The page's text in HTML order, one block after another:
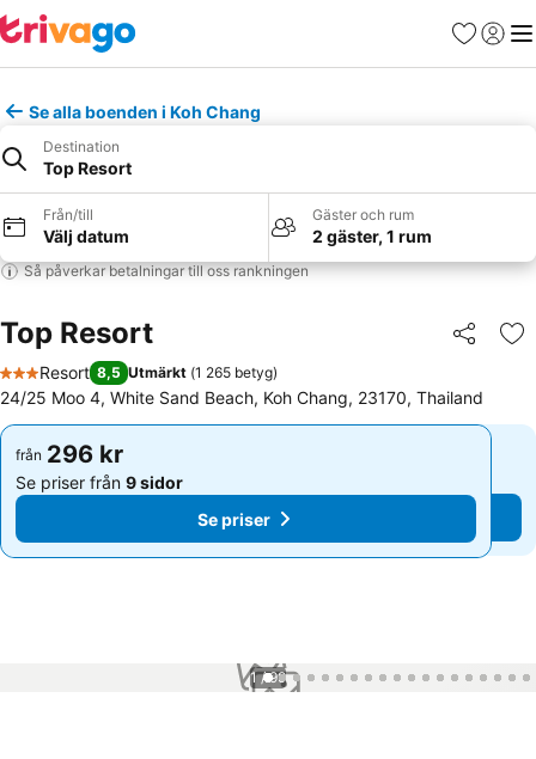
Favoriter
Logga
Se alla boenden i Koh Chang
Destination
Top Resort
Från/till
Välj datum
Gäster och rum
2 gäster, 1 rum
Så påverkar betalningar till oss rankningen
Top Resort Dela
3 Stjärnor
Resort 8,5 Utmärkt (1 265 betyg)
24/25 Moo 4, White Sand Beach, Koh Chang, 23170, Thailand
från 296 kr
Se priser från 9 sidor
Se priser
från 296 kr
Se priser från 9 sidor
Se priser
1 / 99